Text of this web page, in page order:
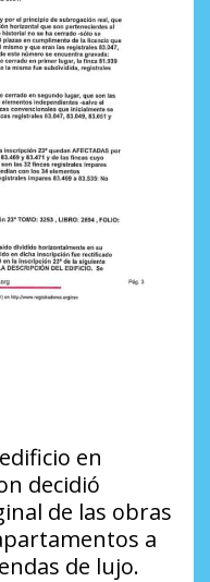
en
decidió
de las obras
a
de lujo.